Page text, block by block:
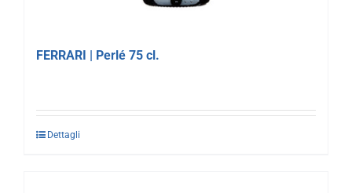
FERRARI | Perlé 75 cl.
Dettagli